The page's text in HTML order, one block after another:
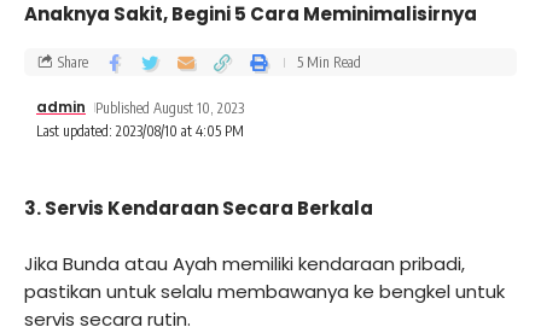
Anaknya Sakit, Begini 5 Cara Meminimalisirnya
Last updated: 2023/08/10 at 4:05 PM
admin Published August 10, 2023
Share 5 Min Read
3. Servis Kendaraan Secara Berkala
Jika Bunda atau Ayah memiliki kendaraan pribadi,
pastikan untuk selalu membawanya ke bengkel untuk
servis secara rutin.